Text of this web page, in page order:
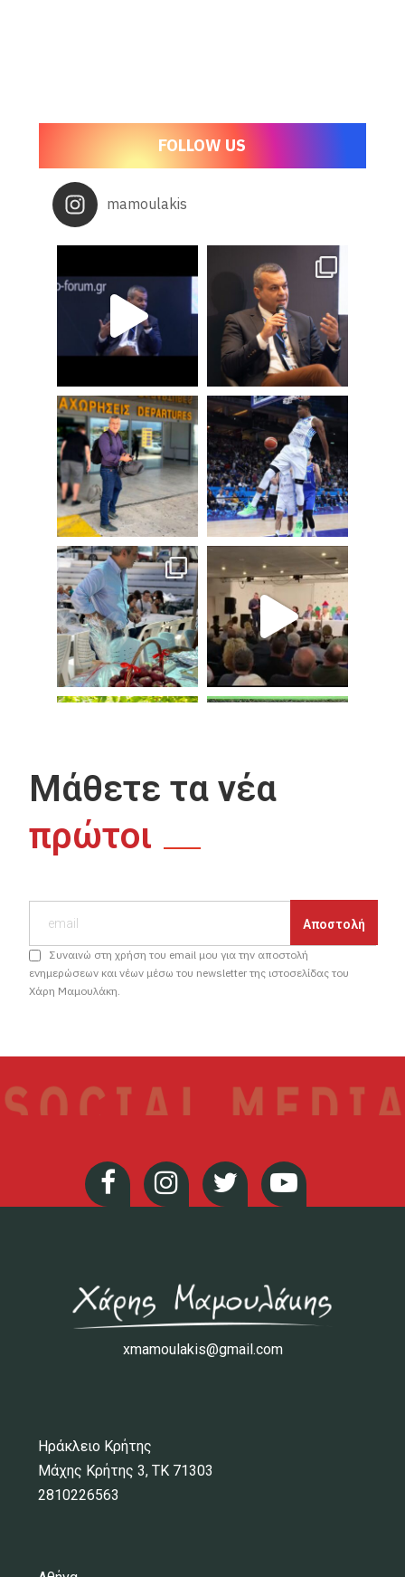
mamoulakis
FOLLOW US
Μάθετε τα νέα
πρώτοι
Συναινώ στη χρήση του email μου για την αποστολή
ενημερώσεων και νέων μέσω του newsletter της ιστοσελίδας του
Χάρη Μαμουλάκη.
xmamoulakis@gmail.com
Ηράκλειο Κρήτης
Μάχης Κρήτης 3, ΤΚ 71303
2810226563